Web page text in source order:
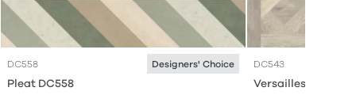
DC558 Designers' Choice
Pleat DC558
DC543
Versailles Parquet